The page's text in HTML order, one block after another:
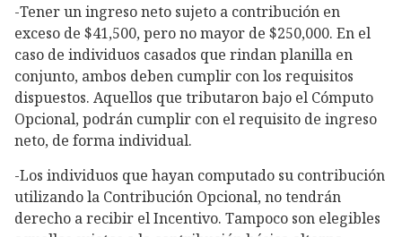
-Tener un ingreso neto sujeto a contribución en
exceso de $41,500, pero no mayor de $250,000. En el
caso de individuos casados que rindan planilla en
conjunto, ambos deben cumplir con los requisitos
dispuestos. Aquellos que tributaron bajo el Cómputo
Opcional, podrán cumplir con el requisito de ingreso
neto, de forma individual.
-Los individuos que hayan computado su contribución
utilizando la Contribución Opcional, no tendrán
derecho a recibir el Incentivo. Tampoco son elegibles